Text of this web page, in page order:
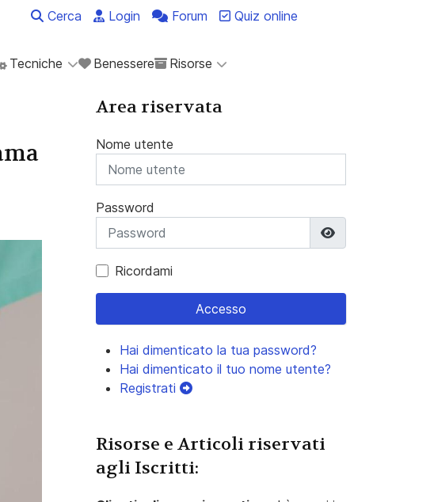
Cerca Login Forum Quiz online
Tecniche Benessere Risorse
Area riservata
Nome utente
Password
Ricordami
Accesso
Hai dimenticato la tua password?
Hai dimenticato il tuo nome utente?
Registrati
Risorse e Articoli riservati
agli Iscritti: